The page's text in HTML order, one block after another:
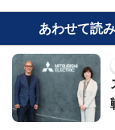
あわせて読